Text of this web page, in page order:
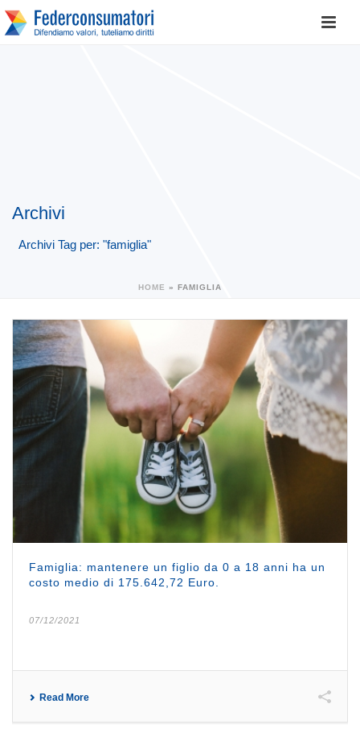
Archivi
Archivi Tag per: "famiglia"
HOME » FAMIGLIA
Famiglia: mantenere un figlio da 0 a 18 anni ha un
costo medio di 175.642,72 Euro.
07/12/2021
Read More